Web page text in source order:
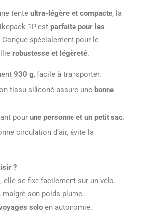
tente ultra-légère et compacte, la
1P est parfaite pour les
Conçue spécialement pour le
robustesse et légèreté.
930 g, facile à transporter.
tissu siliconé assure une bonne
pour une personne et un petit sac.
circulation d’air, évite la
?
, elle se fixe facilement sur un vélo.
, malgré son poids plume.
solo en autonomie.